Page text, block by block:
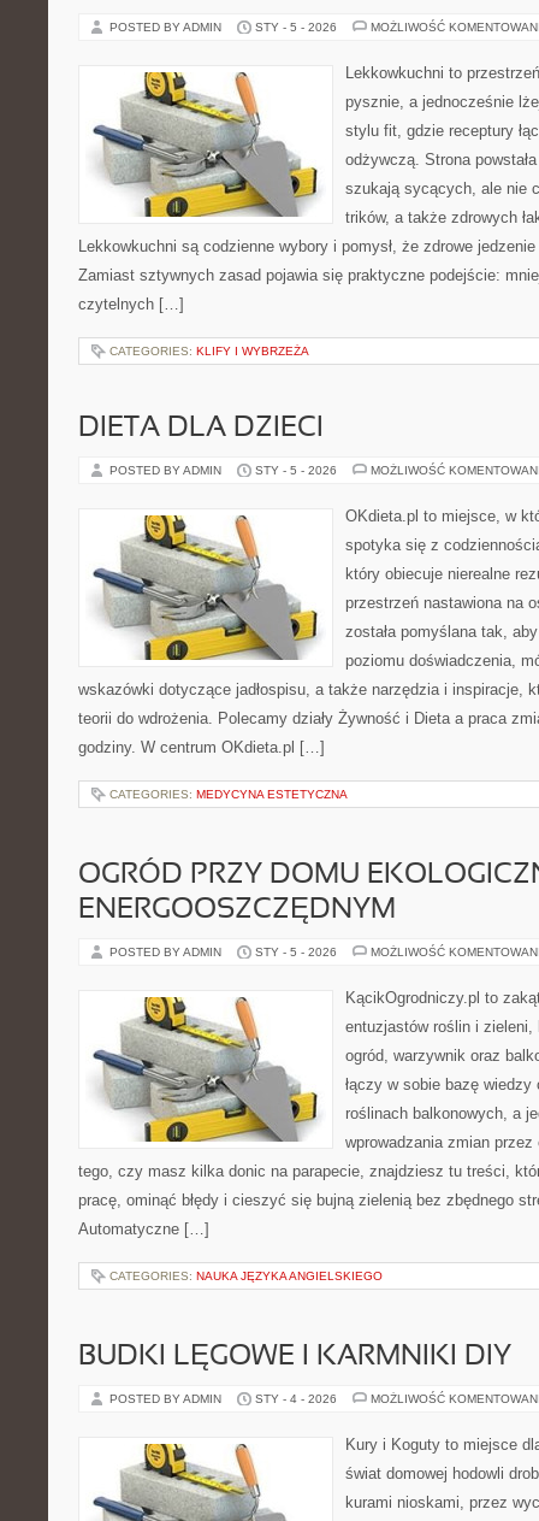
POSTED BY ADMIN STY - 5 - 2026 MOŻLIWOŚĆ
Lekkowkuchni to
pysznie, a jednocześnie
stylu fit, gdzie receptury
odżywczą. Strona
szukają sycących, ale nie
trików, a także zdrowych
Lekkowkuchni są codzienne wybory i pomysł, że zdrowe
Zamiast sztywnych zasad pojawia się praktyczne podejście:
czytelnych […]
CATEGORIES: KLIFY I WYBRZEŻA
DIETA DLA DZIECI
POSTED BY ADMIN STY - 5 - 2026 MOŻLIWOŚĆ
OKdieta.pl to miejsce, w
spotyka się z
który obiecuje nierealne
przestrzeń nastawiona na
została pomyślana tak,
poziomu doświadczenia,
wskazówki dotyczące jadłospisu, a także narzędzia i inspiracje,
teorii do wdrożenia. Polecamy działy Żywność i Dieta a praca
godziny. W centrum OKdieta.pl […]
CATEGORIES: MEDYCYNA ESTETYCZNA
OGRÓD PRZY DOMU
ENERGOOSZCZĘDNYM
POSTED BY ADMIN STY - 5 - 2026 MOŻLIWOŚĆ
KącikOgrodniczy.pl to
entuzjastów roślin i
ogród, warzywnik oraz
łączy w sobie bazę
roślinach balkonowych, a
wprowadzania zmian przez
tego, czy masz kilka donic na parapecie, znajdziesz tu treści,
pracę, ominąć błędy i cieszyć się bujną zielenią bez zbędnego
Automatyczne […]
CATEGORIES: NAUKA JĘZYKA ANGIELSKIEGO
BUDKI LĘGOWE I KARMNIKI DIY
POSTED BY ADMIN STY - 4 - 2026 MOŻLIWOŚĆ
Kury i Koguty to miejsce
świat domowej hodowli
kurami nioskami, przez